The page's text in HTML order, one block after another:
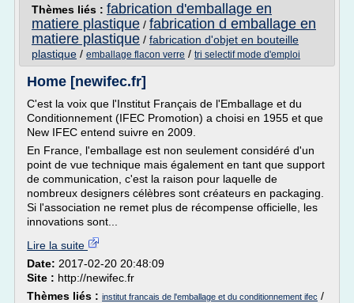
Thèmes liés : fabrication d'emballage en
matiere plastique / fabrication d emballage en
matiere plastique / fabrication d'objet en bouteille
plastique / emballage flacon verre / tri selectif mode d'emploi
Home [newifec.fr]
C'est la voix que l'Institut Français de l'Emballage et du
Conditionnement (IFEC Promotion) a choisi en 1955 et que
New IFEC entend suivre en 2009.
En France, l'emballage est non seulement considéré d'un
point de vue technique mais également en tant que support
de communication, c'est la raison pour laquelle de
nombreux designers célèbres sont créateurs en packaging.
Si l'association ne remet plus de récompense officielle, les
innovations sont...
Lire la suite
Date: 2017-02-20 20:48:09
Site : http://newifec.fr
Thèmes liés : institut francais de l'emballage et du conditionnement ifec /